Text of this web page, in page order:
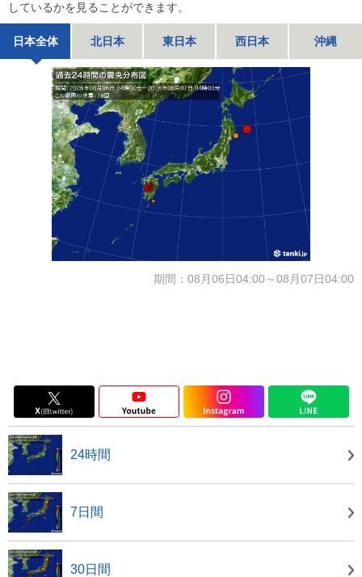
しているかを見ることができます。
日本全体 北日本 東日本 西日本 沖縄
期間：08月06日04:00～08月07日04:00
24時間
7日間
30日間